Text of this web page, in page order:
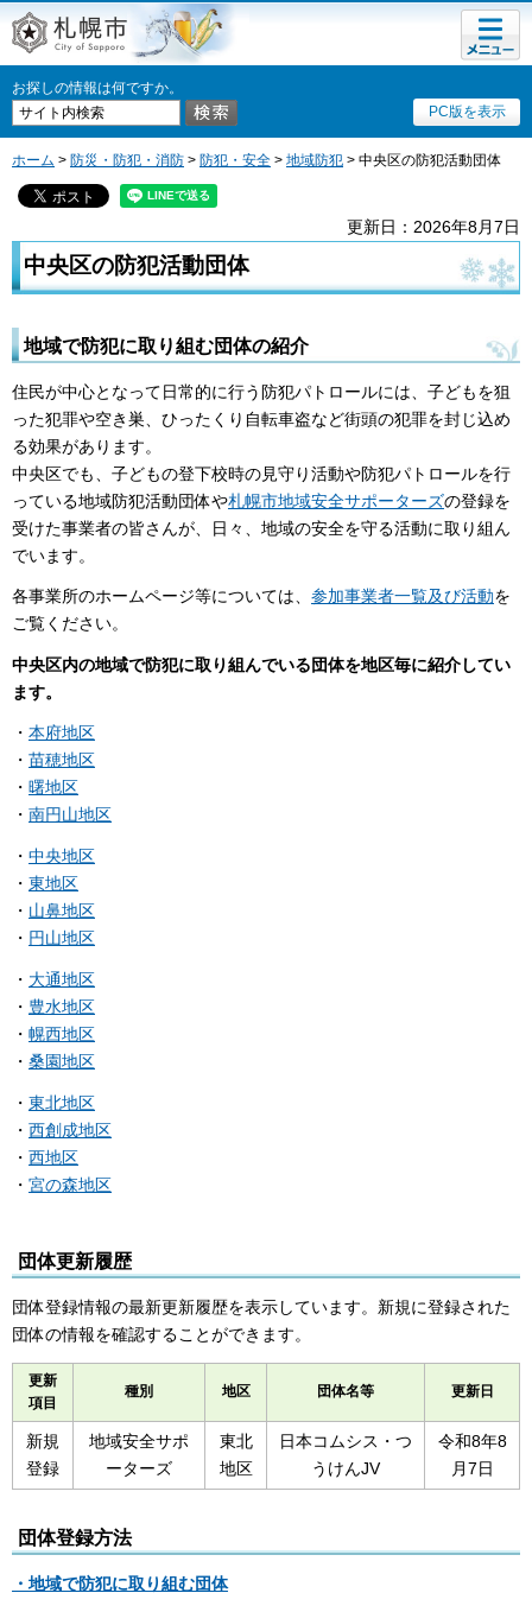
札幌市
お探しの情報は何ですか。
PC版を表示
メニュ
ー
ホーム > 防災・防犯・消防 > 防犯・安全 > 地域防犯 > 中央区の防犯活動団体
更新日：2026年8月7日
中央区の防犯活動団体
地域で防犯に取り組む団体の紹介
住民が中心となって日常的に行う防犯パトロールには、子どもを狙
った犯罪や空き巣、ひったくり自転車盗など街頭の犯罪を封じ込め
る効果があります。
中央区でも、子どもの登下校時の見守り活動や防犯パトロールを行
っている地域防犯活動団体や札幌市地域安全サポーターズの登録を
受けた事業者の皆さんが、日々、地域の安全を守る活動に取り組ん
でいます。
各事業所のホームページ等については、 参加事業者一覧及び活動を
ご覧ください。
中央区内の地域で防犯に取り組んでいる団体を地区毎に紹介してい
ます。
・ 本府地区
・ 苗穂地区
・ 曙地区
・ 南円山地区
・ 中央地区
・ 東地区
・ 山鼻地区
・ 円山地区
・ 大通地区
・ 豊水地区
・ 幌西地区
・ 桑園地区
・ 東北地区
・ 西創成地区
・ 西地区
・ 宮の森地区
団体更新履歴
団体登録情報の最新更新履歴を表示しています。新規に登録された
団体の情報を確認することができます。
更新
項目
種別 地区 団体名等 更新日
新規
登録
地域安全サポ
ーターズ
東北
地区
日本コムシス・つ
うけんJV
令和8年8
月7日
団体登録方法
・地域で防犯に取り組む団体